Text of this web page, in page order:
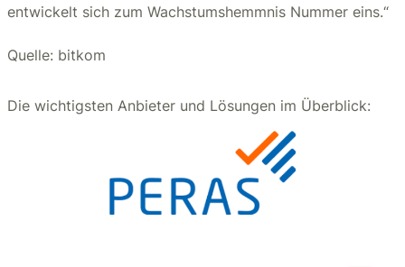
entwickelt sich zum Wachstumshemmnis Nummer eins.“
Quelle: bitkom
Die wichtigsten Anbieter und Lösungen im Überblick: